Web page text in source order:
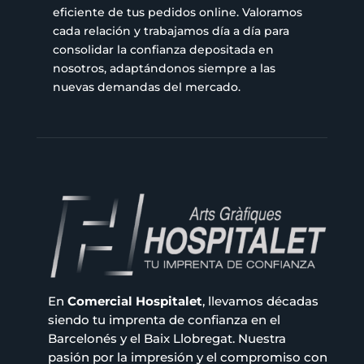
eficiente de tus pedidos online. Valoramos
cada relación y trabajamos día a día para
consolidar la confianza depositada en
nosotros, adaptándonos siempre a las
nuevas demandas del mercado.
En Comercial Hospitalet, llevamos décadas
siendo tu imprenta de confianza en el
Barcelonés y el Baix Llobregat. Nuestra
pasión por la impresión y el compromiso con